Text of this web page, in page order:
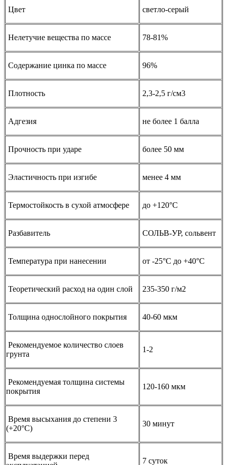
Цвет светло-серый
Нелетучие вещества по массе 78-81%
Содержание цинка по массе 96%
Плотность 2,3-2,5 г/см3
Адгезия не более 1 балла
Прочность при ударе более 50 мм
Эластичность при изгибе менее 4 мм
Термостойкость в сухой атмосфере до +120°С
Разбавитель СОЛЬВ-УР, сольвент
Температура при нанесении от -25°С до +40°С
Теоретический расход на один слой 235-350 г/м2
Толщина однослойного покрытия 40-60 мкм
Рекомендуемое количество слоев
грунта
1-2
Рекомендуемая толщина системы
покрытия
120-160 мкм
Время высыхания до степени 3
(+20°С)
30 минут
Время выдержки перед
7 суток